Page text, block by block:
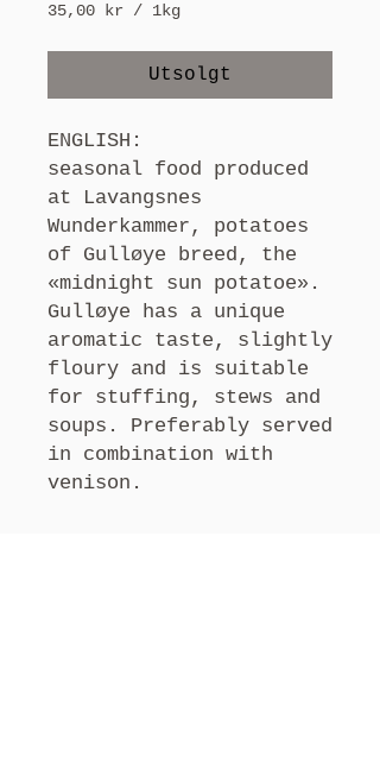
35,00 kr / 1kg
per
Kilogram
Utsolgt
ENGLISH:
seasonal food produced
at Lavangsnes
Wunderkammer, potatoes
of Gulløye breed, the
«midnight sun potatoe».
Gulløye has a unique
aromatic taste, slightly
floury and is suitable
for stuffing, stews and
soups. Preferably served
in combination with
venison.